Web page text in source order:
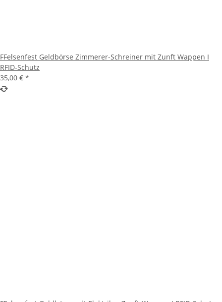
FFelsenfest Geldbörse Zimmerer-Schreiner mit Zunft Wappen I
RFID-Schutz
35,00 € *